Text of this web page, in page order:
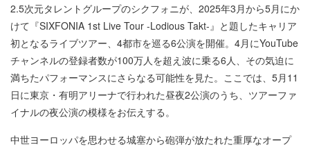
2.5次元タレントグループのシクフォニが、2025年3月から5月にか
けて『SIXFONIA 1st Live Tour -Lodious Takt-』と題したキャリア
初となるライブツアー、4都市を巡る6公演を開催。4月にYouTube
チャンネルの登録者数が100万人を超え波に乗る6人、その気迫に
満ちたパフォーマンスにさらなる可能性を見た。ここでは、5月11
日に東京・有明アリーナで行われた昼夜2公演のうち、ツアーファ
イナルの夜公演の模様をお伝えする。
中世ヨーロッパを思わせる城塞から砲弾が放たれた重厚なオープ